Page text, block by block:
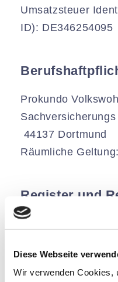
Diese Webseite
Wir verwenden Cookies,
Umsatzsteuer
ID): DE346254095
Prokundo
44137 Dortmund
Räumliche
Register und
Handelsregister,
Nummer: HRB